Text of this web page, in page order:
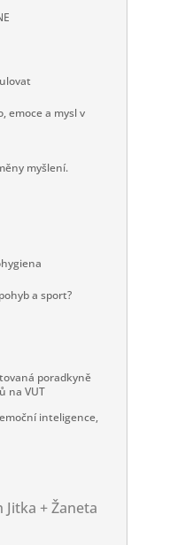
emoce a mysl v
myšlení.
a sport?
poradkyně
na VUT
inteligence,
Jitka + Žaneta